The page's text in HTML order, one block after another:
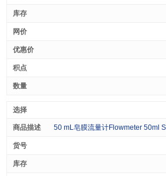
50 mL皂膜流量计Flowmeter 50ml Soap